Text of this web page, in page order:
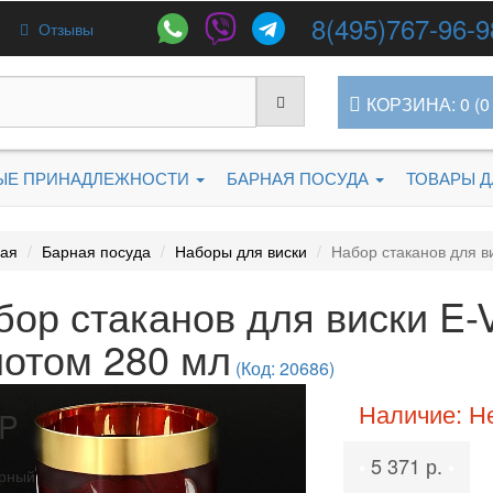
Отзывы 8(495)767-96-
КОРЗИНА: 0 (0
ПРИНАДЛЕЖНОСТИ БАРНАЯ ПОСУДА ТОВАРЫ
Барная посуда Наборы для виски Набор стаканов для
стаканов для виски
280 мл (Код: 20686)
Наличие:
5 371 р.